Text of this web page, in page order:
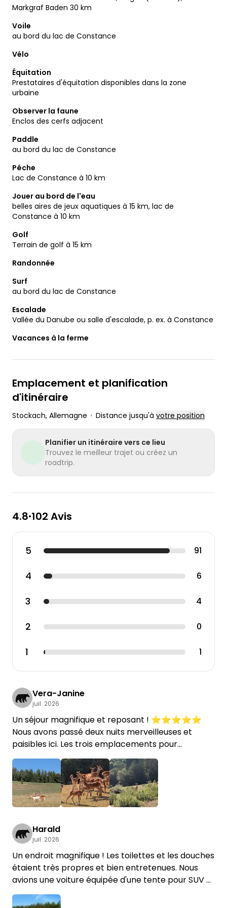
Markgraf Baden 30 km
Voile
au bord du lac de Constance
Vélo
Équitation
Prestataires d'équitation disponibles dans la zone
urbaine
Observer la faune
Enclos des cerfs adjacent
Paddle
au bord du lac de Constance
Pêche
Lac de Constance à 10 km
Jouer au bord de l'eau
belles aires de jeux aquatiques à 15 km, lac de
Constance à 10 km
Golf
Terrain de golf à 15 km
Randonnée
Surf
au bord du lac de Constance
Escalade
Vallée du Danube ou salle d'escalade, p. ex. à Constance
Vacances à la ferme
Emplacement et planification
d'itinéraire
Stockach, Allemagne • Distance jusqu'à votre position
Planifier un itinéraire vers ce lieu
Trouvez le meilleur trajet ou créez un
roadtrip.
4.8•102 Avis
5 91
4 6
3 4
2 0
1 1
Vera-Janine
juil. 2026
Un séjour magnifique et reposant ! ⭐⭐⭐⭐⭐
Nous avons passé deux nuits merveilleuses et
paisibles ici. Les trois emplacements pour
véhicules sont très bien aménagés : on a une vue
directe sur les cerfs et les daims, et on admire le
magnifique paysage vallonné. Un vrai rêve !
Les toilettes et la douche étaient toujours
sympathiques. Nous sommes venus avec notre
chien et avons pu faire de superbes balades dans
les environs.
Petit conseil pour les amoureux des animaux : les
fait gentils. Ils ne sont pas du tout timides, même
Harald
juil. 2026
Un endroit magnifique ! Les toilettes et les douches
étaient très propres et bien entretenues. Nous
avions une voiture équipée d'une tente pour SUV et
ce n'est qu'une fois installés que nous avons
remarqué que nous n'étions pas sur l'un des trois